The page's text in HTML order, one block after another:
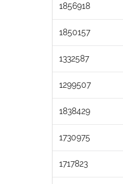
1856918
1850157
1332587
1299507
1838429
1730975
1717823